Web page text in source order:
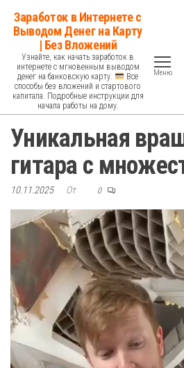
Перейти
содержимому
Заработок в Интернете с
Выводом Денег на Карту
| Без Вложений
Узнайте, как начать заработок в
интернете с мгновенным выводом
денег на банковскую карту.
Все
способы без вложений и стартового
капитала. Подробные инструкции для
начала работы на дому.
Меню
Уникальная
гитара с
10.11.2025 От 0